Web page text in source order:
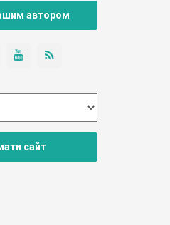
автором
сайт